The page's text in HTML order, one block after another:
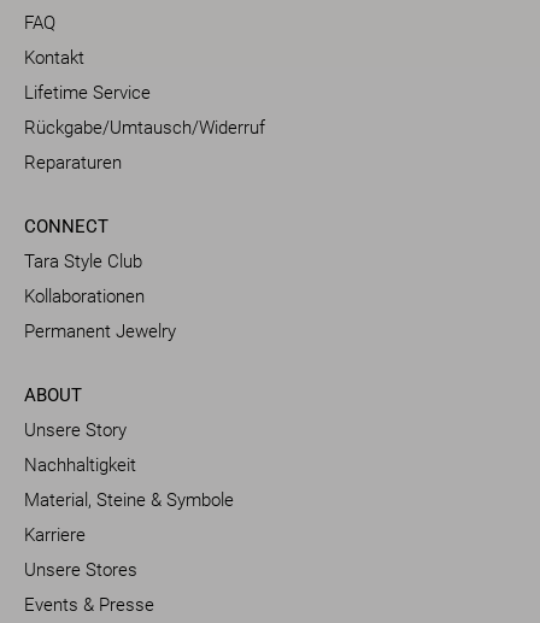
FAQ
Kontakt
Lifetime Service
Rückgabe/Umtausch/Widerruf
Reparaturen
CONNECT
Tara Style Club
Kollaborationen
Permanent Jewelry
ABOUT
Unsere Story
Nachhaltigkeit
Material, Steine & Symbole
Karriere
Unsere Stores
Events & Presse